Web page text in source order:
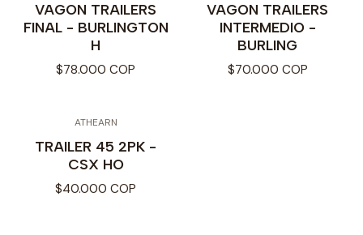
VAGON TRAILERS
FINAL - BURLINGTON
H
$78.000 COP
VAGON TRAILERS
INTERMEDIO -
BURLING
$70.000 COP
ATHEARN
TRAILER 45 2PK -
CSX HO
$40.000 COP